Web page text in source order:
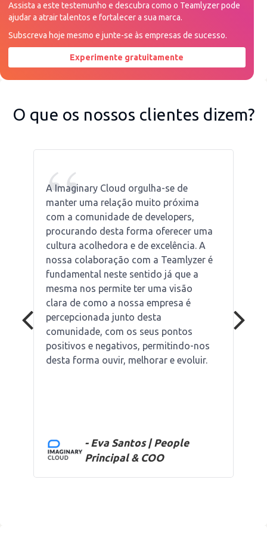
Peça uma demonstração agora
Assista a este testemunho e descubra como o Teamlyzer pode
ajudar a atrair talentos e fortalecer a sua marca.
Subscreva hoje mesmo e junte-se às empresas de sucesso.
Experimente gratuitamente
O que os nossos clientes dizem?
“
A Imaginary Cloud orgulha-se de
manter uma relação muito próxima
com a comunidade de developers,
procurando desta forma oferecer uma
cultura acolhedora e de excelência. A
nossa colaboração com a Teamlyzer é
fundamental neste sentido já que a
mesma nos permite ter uma visão
clara de como a nossa empresa é
percepcionada junto desta
comunidade, com os seus pontos
positivos e negativos, permitindo-nos
desta forma ouvir, melhorar e evoluir.
- Eva Santos | People
Principal & COO